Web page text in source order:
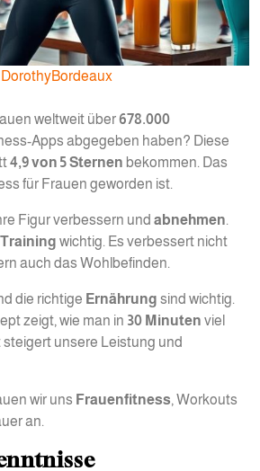
DorothyBordeaux
weltweit über678.000
Apps abgegeben haben? Diese
4,9 von 5 Sternen bekommen. Das
für Frauen geworden ist.
Figur verbessern und abnehmen.
Training wichtig. Es verbessert nicht
auch das Wohlbefinden.
die richtige Ernährung sind wichtig.
zeigt, wie man in 30 Minuten viel
unsere Leistung und
wir uns Frauenfitness, Workouts
an.